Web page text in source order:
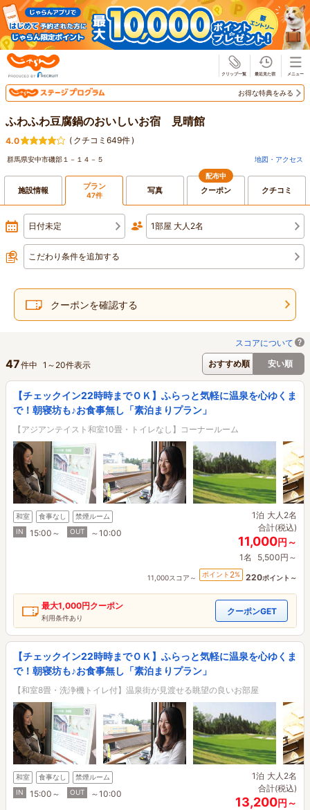
お得な特典をみる
ふわふわ豆腐鍋のおいしいお宿 見晴館
4.0 ( クチコミ649件)
群馬県安中市磯部１－１４－５ 地図・アクセス
施設情報 プラン
47件 写真
配布中
クーポン クチコミ
日付未定 1部屋 大人2名
こだわり条件を追加する
クーポンを確認する
スコアについて
おすすめ順
安い順
47件中 1 ～ 20件表示
【チェックイン22時時までＯＫ】ふらっと気軽に温泉を心ゆくま
で！朝寝坊も♪お食事無し「素泊まりプラン」
【アジアンテイスト和室10畳・トイレなし】コーナールーム
和室 食事なし
禁煙ルーム
IN
15:00～ OUT ～10:00
1泊 大人2名
合計(税込)
11,000円～
1名 5,500円～
11,000スコア～ ポイント 2% 220ポイント～
最大1,000円クーポン
利用条件あり
クーポンGET
【チェックイン22時時までＯＫ】ふらっと気軽に温泉を心ゆくま
で！朝寝坊も♪お食事無し「素泊まりプラン」
【和室8畳・洗浄機トイレ付】温泉街が見渡せる眺望の良いお部屋
和室 食事なし
禁煙ルーム
IN
15:00～ OUT ～10:00
1泊 大人2名
合計(税込)
13,200円～